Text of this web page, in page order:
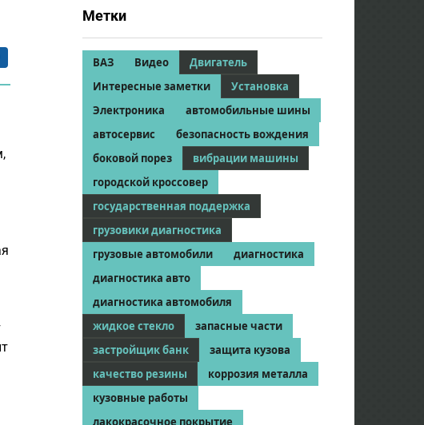
Метки
ВАЗ Видео
Двигатель
Интересные заметки
Установка
Электроника
автомобильные шины
автосервис
безопасность вождения
боковой порез
вибрации машины
городской кроссовер
государственная поддержка
грузовики диагностика
грузовые автомобили
диагностика
диагностика авто
диагностика автомобиля
жидкое стекло
запасные части
застройщик банк
защита кузова
качество резины
коррозия металла
кузовные работы
лакокрасочное покрытие